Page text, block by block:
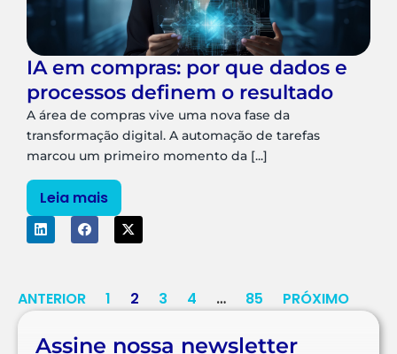
IA em compras: por que dados e
processos definem o resultado
A área de compras vive uma nova fase da
transformação digital. A automação de tarefas
marcou um primeiro momento da [...]
Leia mais
ANTERIOR 1 2 3 4 … 85 PRÓXIMO
Assine nossa newsletter